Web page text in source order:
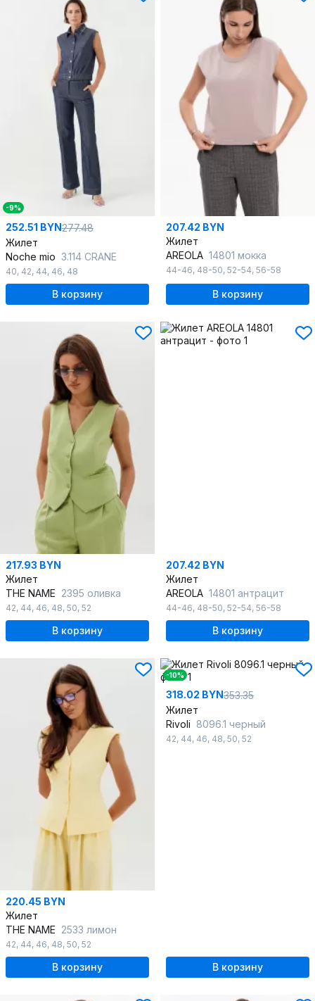
-9%
252.51 BYN277.48
Жилет
Noche mio 3.114 CRANE
40, 42, 44, 46, 48
В корзину
207.42 BYN
Жилет
AREOLA 14801 мокка
44-46, 48-50, 52-54, 56-58
В корзину
217.93 BYN
Жилет
THE NAME 2395 оливка
42, 44, 46, 48, 50, 52
В корзину
207.42 BYN
Жилет
AREOLA 14801 антрацит
44-46, 48-50, 52-54, 56-58
В корзину
220.45 BYN
Жилет
THE NAME 2533 лимон
42, 44, 46, 48, 50, 52
В корзину
-10%
318.02 BYN353.35
Жилет
Rivoli 8096.1 черный
42, 44, 46, 48, 50, 52
В корзину